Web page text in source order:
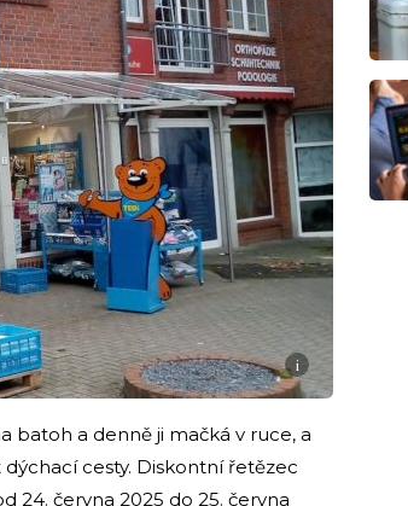
i
batoh a denně ji mačká v ruce, a
cesty. Diskontní řetězec
24. června 2025 do 25. června